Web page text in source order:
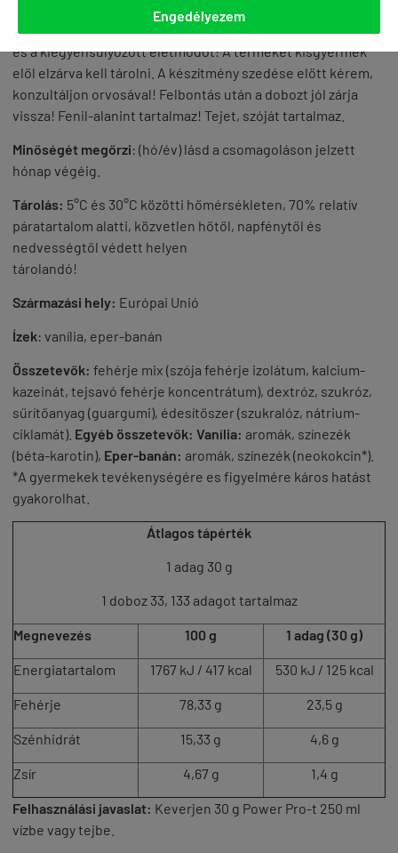
Engedélyezem
Az ajánlott napi fogyasztási mennyiséget
ne lépje túl! A termék nem helyettesíti a változatos étrendet
és a kiegyensúlyozott életmódot! A terméket kisgyermek
elől elzárva kell tárolni. A készítmény szedése előtt kérem,
konzultáljon orvosával! Felbontás után a dobozt jól zárja
vissza! Fenil-alanint tartalmaz! Tejet, szóját tartalmaz.
Minőségét megőrzi: (hó/év) lásd a csomagoláson jelzett
hónap végéig.
Tárolás: 5°C és 30°C közötti hőmérsékleten, 70% relatív
páratartalom alatti, közvetlen hőtől, napfénytől és
nedvességtől védett helyen
tárolandó!
Származási hely: Európai Unió
Ízek: vanília, eper-banán
Összetevők: fehérje mix (szója fehérje izolátum, kalcium-
kazeinát, tejsavó fehérje koncentrátum), dextróz, szukróz,
sűrítőanyag (guargumi), édesítőszer (szukralóz, nátrium-
ciklamát). Egyéb összetevők: Vanília: aromák, színezék
(béta-karotin), Eper-banán: aromák, színezék (neokokcin*).
*A gyermekek tevékenységére es figyelmére káros hatást
gyakorolhat.
Átlagos tápérték
1 adag 30 g
1 doboz 33, 133 adagot tartalmaz
Megnevezés 100 g 1 adag (30 g)
Energiatartalom 1767 kJ / 417 kcal 530 kJ / 125 kcal
Fehérje 78,33 g 23,5 g
Szénhidrát 15,33 g 4,6 g
Zsír 4,67 g 1,4 g
Felhasználási javaslat: Keverjen 30 g Power Pro-t 250 ml
vízbe vagy tejbe.